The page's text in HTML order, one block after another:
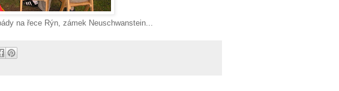
na řece Rýn, zámek Neuschwanstein...